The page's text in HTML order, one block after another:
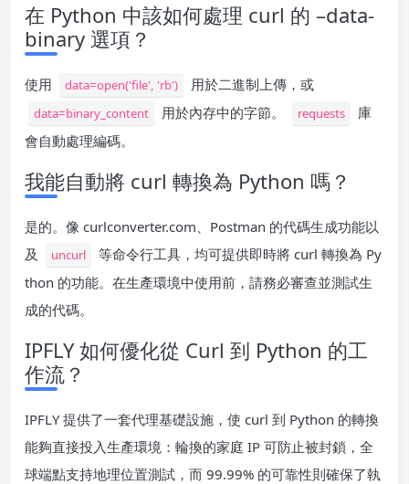
在 Python 中該如何處理 curl 的 –data-
binary 選項？
使用 data=open('file', 'rb') 用於二進制上傳，或
data=binary_content 用於內存中的字節。 requests
庫
會自動處理編碼。
我能自動將 curl 轉換為 Python 嗎？
是的。像 curlconverter.com、Postman 的代碼生成功能以
及
uncurl
等命令行工具，均可提供即時將 curl 轉換為 Py
thon 的功能。在生產環境中使用前，請務必審查並測試生
成的代碼。
IPFLY 如何優化從 Curl 到 Python 的工
作流？
IPFLY 提供了一套代理基礎設施，使 curl 到 Python 的轉換
能夠直接投入生產環境：輪換的家庭 IP 可防止被封鎖，全
球端點支持地理位置測試，而 99.99% 的可靠性則確保了執